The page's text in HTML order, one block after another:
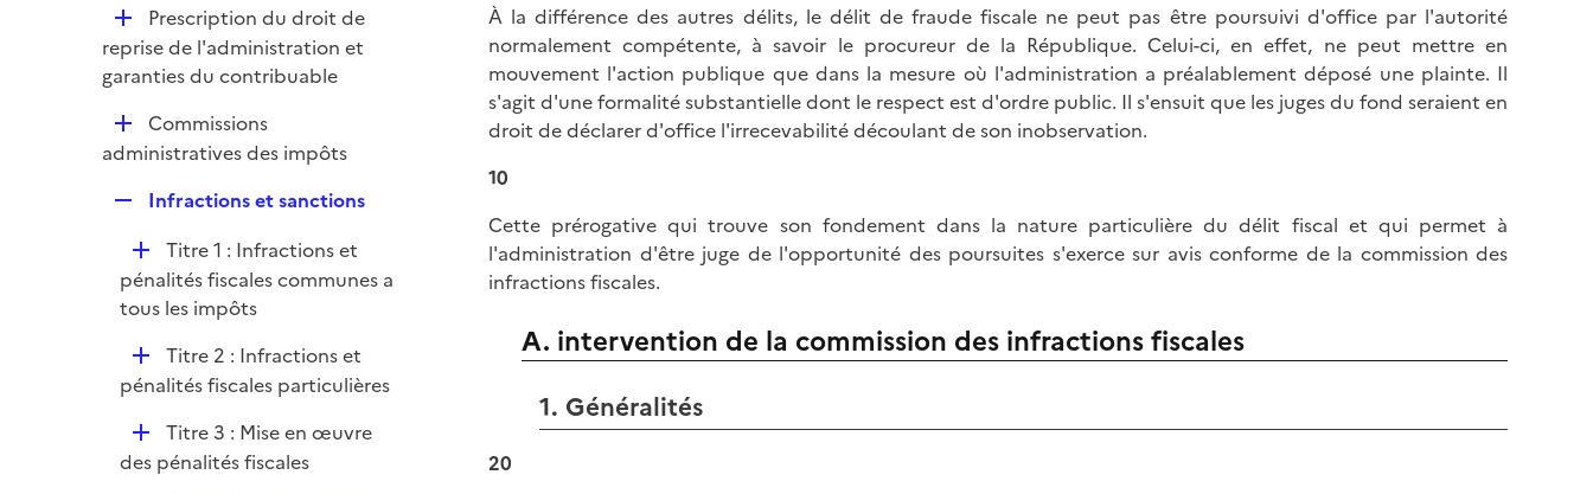
i
e
D
é
p
e
Prescription du droit de
reprise de l'administration et
garanties du contribuable
D
é
i
e
r
Commissions
administratives des impôts
p
l
i
e
r
Infractions et sanctions
D
é
p
e
Titre 1 : Infractions et
pénalités fiscales communes a
tous les impôts
D
é
i
Titre 2 : Infractions et
pénalités fiscales particulières
D
é
Titre 3 : Mise en œuvre
des pénalités fiscales
À la différence des autres délits, le délit de fraude fiscale ne peut pas être poursuivi d'office par l'autorité
normalement compétente, à savoir le procureur de la République. Celui-ci, en effet, ne peut mettre en
mouvement l'action publique que dans la mesure où l'administration a préalablement déposé une plainte. Il
s'agit d'une formalité substantielle dont le respect est d'ordre public. Il s'ensuit que les juges du fond seraient en
droit de déclarer d'office l'irrecevabilité découlant de son inobservation.
10
Cette prérogative qui trouve son fondement dans la nature particulière du délit fiscal et qui permet à
l'administration d'être juge de l'opportunité des poursuites s'exerce sur avis conforme de la commission des
infractions fiscales.
A. intervention de la commission des infractions fiscales
1. Généralités
20